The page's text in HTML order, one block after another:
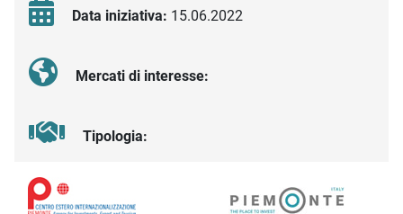
Data iniziativa: 15.06.2022
Mercati di interesse:
Tipologia: